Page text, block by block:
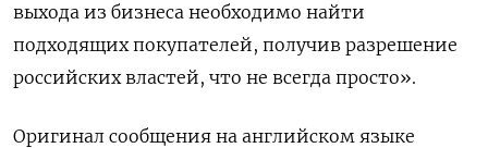
выхода из бизнеса необходимо найти
подходящих покупателей, получив разрешение
российских властей, что не всегда просто».
Оригинал сообщения на английском языке